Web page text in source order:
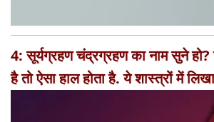
4: सूर्यग्रहण चंद्रग्रहण का नाम सुने
है तो ऐसा हाल होता है. ये शास्त्रों में